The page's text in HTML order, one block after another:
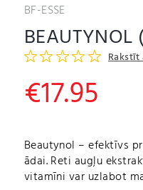
BF-ESSE
BEAUTYNOL
Rakstīt
€17.95
Beautynol – efektīvs
ādai. Reti augļu
vitamīni var uzlabot